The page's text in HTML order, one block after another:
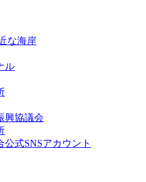
な海岸
ル
興協議会
式SNSアカウント